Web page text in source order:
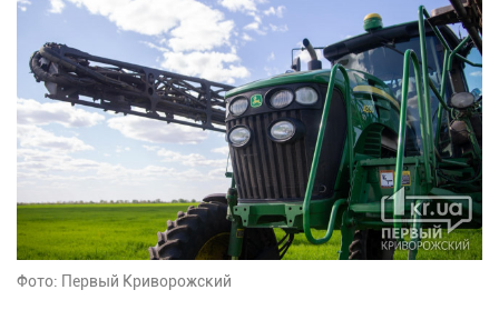
Фото: Первый Криворожский